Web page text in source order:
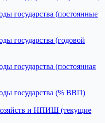
государства (постоянные
государства (годовой
государства (постоянная
государства (% ВВП)
и НПИШ (текущие